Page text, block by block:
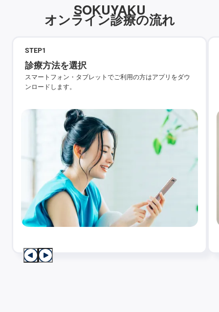
SOKUYAKU
オンライン診療の流れ
STEP1
診療方法を選択
スマートフォン・タブレットでご利用の方はアプリをダウ
ンロードします。